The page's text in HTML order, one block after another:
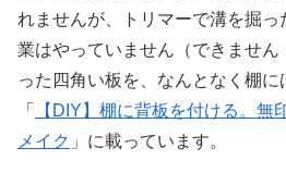
れませんが、トリマーで溝を掘
業はやっていません（できません
った四角い板を、なんとなく棚
「
【DIY】棚に背板を付ける。無
メイク 」に載っています。